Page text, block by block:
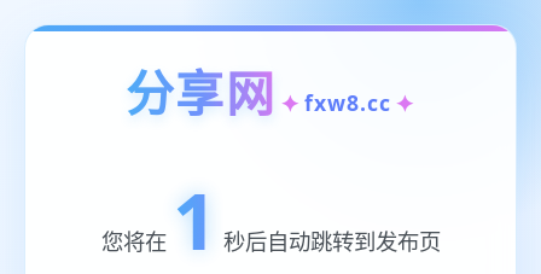
分享网 fxw8.cc
您将在 1 秒后自动跳转到发布页